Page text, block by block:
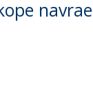
navrae